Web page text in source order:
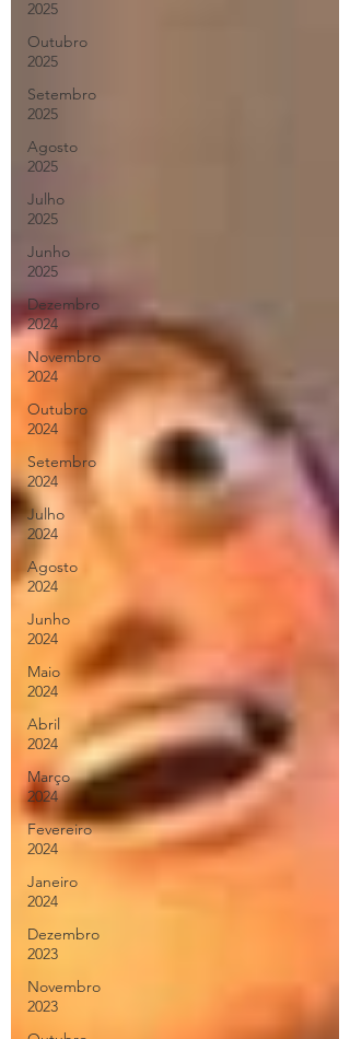
2025
Outubro
2025
Setembro
2025
Agosto
2025
Julho
2025
Junho
2025
Dezembro
2024
Novembro
2024
Outubro
2024
Setembro
2024
Julho
2024
Agosto
2024
Junho
2024
Maio
2024
Abril
2024
Março
2024
Fevereiro
2024
Janeiro
2024
Dezembro
2023
Novembro
2023